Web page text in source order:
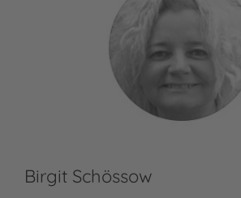
Birgit Schössow